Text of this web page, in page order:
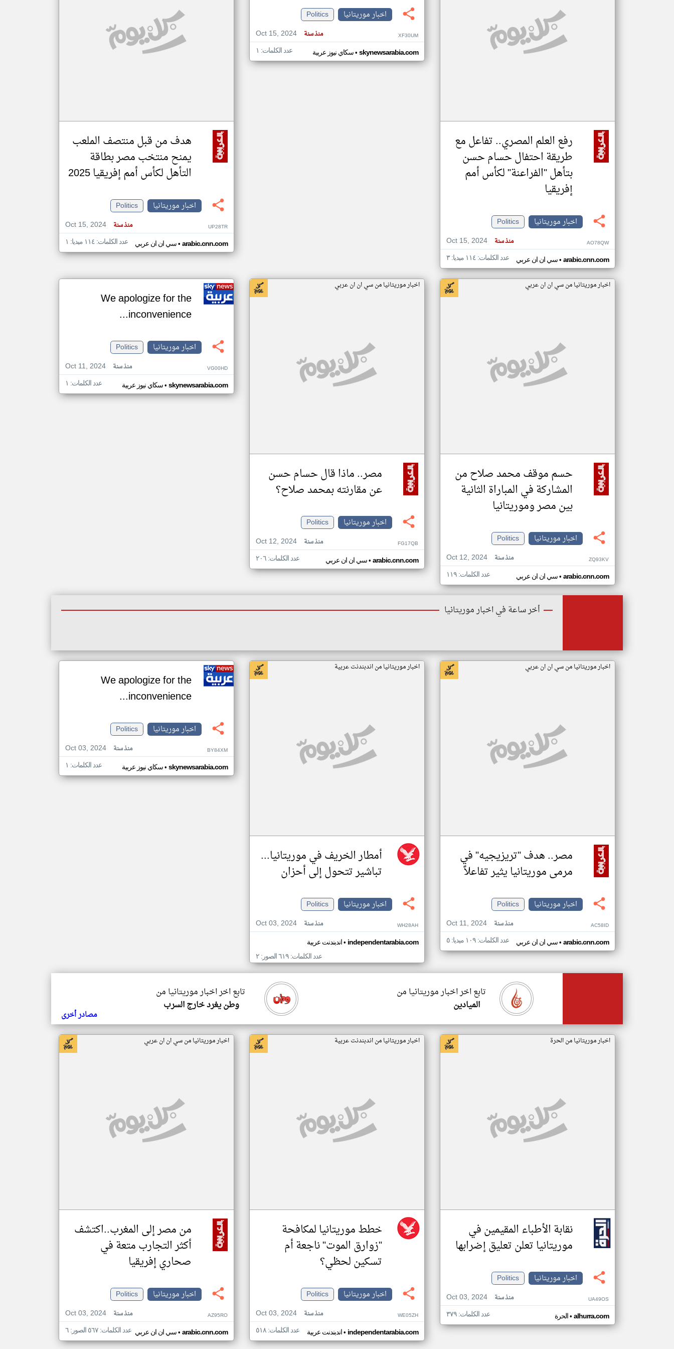
مصادر الأخبار من موريتانيا
رفع العلم المصري.. تفاعل مع
طريقة احتفال حسام حسن
بتأهل "الفراعنة" لكأس أمم
إفريقيا
اخبار موريتانيا
Politics
Oct 15, 2024
منذ سنة AO78QW
سي ان ان عربي• arabic.cnn.com عدد الكلمات: ١١٤ ميديا: ٣
اخبار موريتانيا
Politics
Oct 15, 2024
منذ سنة XF30UM
سكاي نيوز عربية• skynewsarabia.com عدد الكلمات: ١
هدف من قبل منتصف الملعب
يمنح منتخب مصر بطاقة
التأهل لكأس أمم إفريقيا 2025
اخبار موريتانيا
Politics
Oct 15, 2024
منذ سنة UP28TR
سي ان ان عربي• arabic.cnn.com عدد الكلمات: ١١٤ ميديا: ١
اخبار موريتانيا من سي ان ان عربي
حسم موقف محمد صلاح من
المشاركة في المباراة الثانية
بين مصر وموريتانيا
اخبار موريتانيا
Politics
Oct 12, 2024
منذ سنة ZQ93KV
سي ان ان عربي• arabic.cnn.com عدد الكلمات: ١١٩
اخبار موريتانيا من سي ان ان عربي
مصر.. ماذا قال حسام حسن
عن مقارنته بمحمد صلاح؟
اخبار موريتانيا
Politics
Oct 12, 2024
منذ سنة FG17QB
سي ان ان عربي• arabic.cnn.com عدد الكلمات: ٢٠٦
We apologize for the
inconvenience...
اخبار موريتانيا
Politics
Oct 11, 2024
منذ سنة VG00HD
سكاي نيوز عربية• skynewsarabia.com عدد الكلمات: ١
أخر ساعة في اخبار موريتانيا
اخبار موريتانيا من سي ان ان عربي
مصر.. هدف "تريزيجيه" في
مرمى موريتانيا يثير تفاعلاً
اخبار موريتانيا
Politics
Oct 11, 2024
منذ سنة AC58ID
سي ان ان عربي• arabic.cnn.com عدد الكلمات: ١٠٩ ميديا: ٥
اخبار موريتانيا من اندبندنت عربية
أمطار الخريف في موريتانيا...
تباشير تتحول إلى أحزان
اخبار موريتانيا
Politics
Oct 03, 2024
منذ سنة WH28AH
اندبندنت عربية• independentarabia.com
عدد الكلمات: ٦١٩ الصور: ٢
We apologize for the
inconvenience...
اخبار موريتانيا
Politics
Oct 03, 2024
منذ سنة BY84XM
سكاي نيوز عربية• skynewsarabia.com عدد الكلمات: ١
تابع اخر اخبار موريتانيا من
وطن يغرد خارج السرب
تابع اخر اخبار موريتانيا من
الميادين
مصادر أخرى
اخبار موريتانيا من الحرة
نقابة الأطباء المقيمين في
موريتانيا تعلن تعليق إضرابها
اخبار موريتانيا
Politics
Oct 03, 2024
منذ سنة UA49OS
الحرة• alhurra.com عدد الكلمات: ٣٧٩
اخبار موريتانيا من اندبندنت عربية
خطط موريتانيا لمكافحة
"زوارق الموت" ناجعة أم
تسكين لحظي؟
اخبار موريتانيا
Politics
Oct 03, 2024
منذ سنة WE05ZH
اندبندنت عربية• independentarabia.com عدد الكلمات: ٥١٨
اخبار موريتانيا من سي ان ان عربي
من مصر إلى المغرب..اكتشف
أكثر التجارب متعة في
صحاري إفريقيا
اخبار موريتانيا
Politics
Oct 03, 2024
منذ سنة AZ95RO
سي ان ان عربي• arabic.cnn.com عدد الكلمات: ٥٦٧ الصور: ٦